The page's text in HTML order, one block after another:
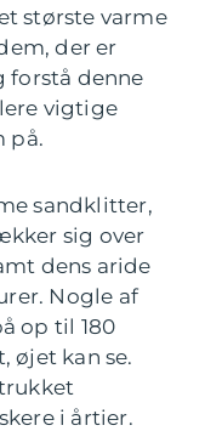
største varme
der er
forstå denne
vigtige
på.
sandklitter,
sig over
dens aride
Nogle af
op til 180
øjet kan se.
i årtier.